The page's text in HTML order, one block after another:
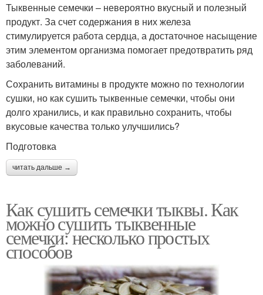
Тыквенные семечки – невероятно вкусный и полезный
продукт. За счет содержания в них железа
стимулируется работа сердца, а достаточное насыщение
этим элементом организма помогает предотвратить ряд
заболеваний.
Сохранить витамины в продукте можно по технологии
сушки, но как сушить тыквенные семечки, чтобы они
долго хранились, и как правильно сохранить, чтобы
вкусовые качества только улучшились?
Подготовка
читать дальше →
Как сушить семечки тыквы. Как
можно сушить тыквенные
семечки: несколько простых
способов